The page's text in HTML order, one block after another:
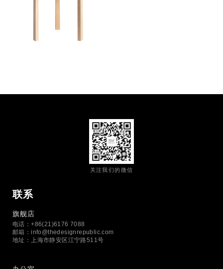
关注我们的微信
联系
旗舰店
电话：+86(21)6176 7088
邮箱：info@thedesignrepublic.com
地址：上海市静安区江宁路511号